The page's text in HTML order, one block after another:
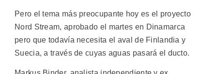
Pero el tema más preocupante hoy es el proyecto
Nord Stream, aprobado el martes en Dinamarca
pero que todavía necesita el aval de Finlandia y
Suecia, a través de cuyas aguas pasará el ducto.